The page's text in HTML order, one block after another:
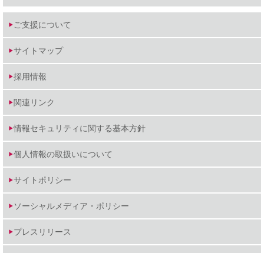
ご支援について
サイトマップ
採用情報
関連リンク
情報セキュリティに関する基本方針
個人情報の取扱いについて
サイトポリシー
ソーシャルメディア・ポリシー
プレスリリース